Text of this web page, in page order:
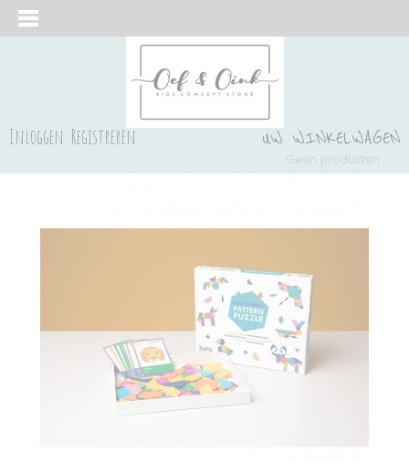
Inloggen Registreren UW WINKELWAGEN
Geen producten